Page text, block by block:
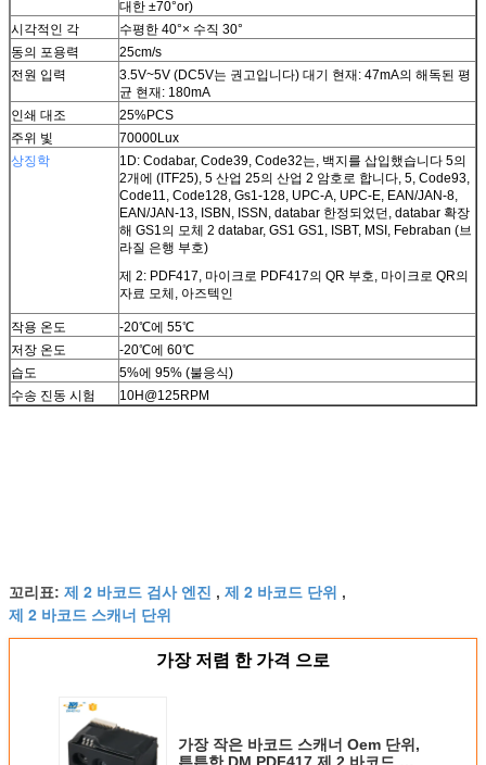
대한 ±70°or)
시각적인 각
수평한 40°× 수직 30°
동의 포용력
25cm/s
전원 입력
3.5V~5V (DC5V는 권고입니다) 대기 현재: 47mA의 해독된 평
균 현재: 180mA
인쇄 대조
25%PCS
주위 빛
70000Lux
상징학
1D: Codabar, Code39, Code32는, 백지를 삽입했습니다 5의
2개에 (ITF25), 5 산업 25의 산업 2 암호로 합니다, 5, Code93,
Code11, Code128, Gs1-128, UPC-A, UPC-E, EAN/JAN-8,
EAN/JAN-13, ISBN, ISSN, databar 한정되었던, databar 확장
해 GS1의 모체 2 databar, GS1 GS1, ISBT, MSI, Febraban (브
라질 은행 부호)
제 2: PDF417, 마이크로 PDF417의 QR 부호, 마이크로 QR의
자료 모체, 아즈텍인
작용 온도
-20℃에 55℃
저장 온도
-20℃에 60℃
습도
5%에 95% (불응식)
수송 진동 시험
10H@125RPM
꼬리표: 제 2 바코드 검사 엔진 , 제 2 바코드 단위 ,
제 2 바코드 스캐너 단위
가장 저렴 한 가격 으로
가장 작은 바코드 스캐너 Oem 단위,